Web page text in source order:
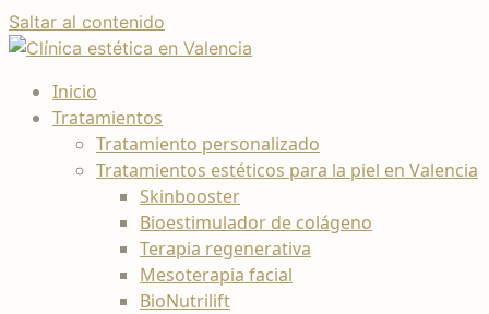
Saltar al contenido
Inicio
Tratamientos
Tratamiento personalizado
Tratamientos estéticos para la piel en Valencia
Skinbooster
Bioestimulador de colágeno
Terapia regenerativa
Mesoterapia facial
BioNutrilift